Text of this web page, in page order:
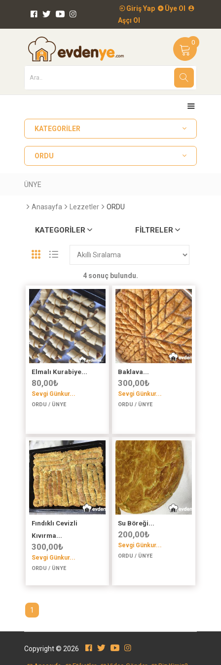
Giriş Yap
Üye Ol
Aşçı Ol
0
KATEGORILER
ORDU
ÜNYE
Anasayfa Lezzetler ORDU
KATEGORILER FILTRELER
4 sonuç bulundu.
Elmalı Kurabiye...
80,00₺
Sevgi Günkur...
ORDU / ÜNYE
Baklava...
300,00₺
Sevgi Günkur...
ORDU / ÜNYE
Fındıklı Cevizli
Kıvırma...
300,00₺
Sevgi Günkur...
ORDU / ÜNYE
Su Böreği...
200,00₺
Sevgi Günkur...
ORDU / ÜNYE
1
Copyright © 2026